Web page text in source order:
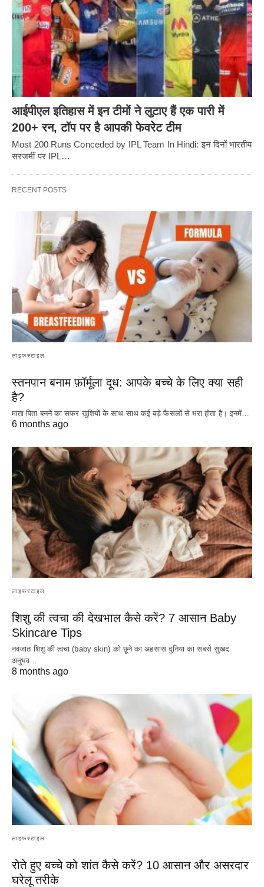
आईपीएल इतिहास में इन टीमों ने लुटाए हैं एक पारी में
200+ रन, टॉप पर है आपकी फेवरेट टीम
Most 200 Runs Conceded by IPL Team In Hindi: इन दिनों भारतीय
सरजमीं पर IPL…
RECENT POSTS
लाइफस्टाइल
स्तनपान बनाम फ़ॉर्मूला दूध: आपके बच्चे के लिए क्या सही
है?
माता-पिता बनने का सफर खुशियों के साथ-साथ कई बड़े फैसलों से भरा होता है। इनमें…
6 months ago
लाइफस्टाइल
शिशु की त्वचा की देखभाल कैसे करें? 7 आसान Baby
Skincare Tips
नवजात शिशु की त्वचा (baby skin) को छूने का अहसास दुनिया का सबसे सुखद
अनुभव…
8 months ago
लाइफस्टाइल
रोते हुए बच्चे को शांत कैसे करें? 10 आसान और असरदार
घरेलू तरीके